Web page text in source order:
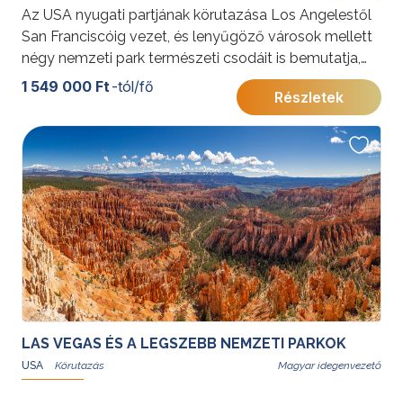
Az USA nyugati partjának körutazása Los Angelestől
San Franciscóig vezet, és lenyűgöző városok mellett
négy nemzeti park természeti csodáit is bemutatja,
köztük a Grand Canyon és Bryce Canyon különleges
tájait. A sztárok városától a szürreális kőoszlopokig ez
az út az amerikai természet és városi élet legjavát
kínálja.
További érdekességekért az Amerikai Egyesült
Államokról kattintson ide.
1 549 000 Ft -tól/fő
Részletek
LAS VEGAS ÉS A LEGSZEBB NEMZETI PARKOK
USA Magyar idegenvezető